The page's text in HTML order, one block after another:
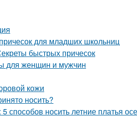
для младших школьниц
быстрых причесок
для женщин и мужчин
кожи
носить?
способов носить летние платья